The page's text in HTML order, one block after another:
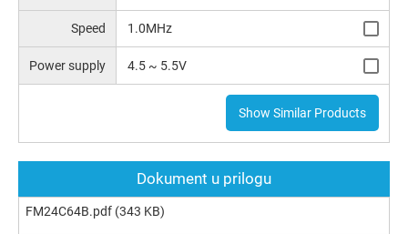
Speed 1.0MHz
Power supply 4.5 ~ 5.5V
Show Similar Products
Dokument u prilogu
FM24C64B.pdf (343 KB)